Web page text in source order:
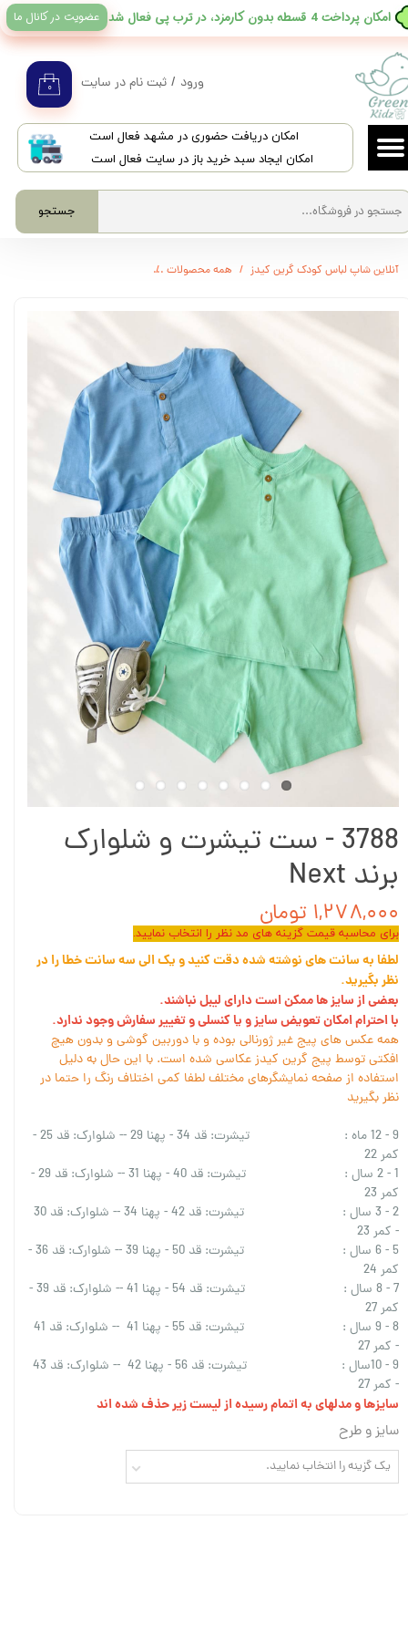
​امکان دریافت حضوری در مشهد فعال است
امکان ایجاد سبد خرید باز در سایت فعال است
جستجو
۰ ورود / ثبت نام در سایت
حساب کاربری من
تغییر گذر واژه
سفارشات
خروج از حساب کاربری
​امکان پرداخت 4 قسطه بدون کارمزد، در ترب پی فعال شد عضویت در کانال ما
آنلاین شاپ لباس کودک گرین کیدز همه محصولات
3788 - ست تیشرت و شلوارک
برند Next
۱,۲۷۸,۰۰۰ تومان
برای محاسبه قیمت گزینه های مد نظر را انتخاب نمایید.
لطفا به سانت های نوشته شده دقت کنید و یک الی سه سانت خطا را در
نظر بگیرید.
بعضی از سایز ها ممکن است دارای لیبل نباشند.
با احترام امکان تعویض سایز و یا کنسلی و تغییر سفارش وجود ندارد.
همه عکس های پیج غیر ژورنالی بوده و با دوربین گوشی و بدون هیچ
افکتی توسط پیج گرین کیدز عکاسی شده است. با این حال به دلیل
استفاده از صفحه نمایشگرهای مختلف لطفا کمی اختلاف رنگ را حتما در
نظر بگیرید
9 - 12 ماه : تیشرت: قد 34 - پهنا 29 -- شلوارک: قد 25 -
کمر 22
1 - 2 سال : تیشرت: قد 40 - پهنا 31 -- شلوارک: قد 29 -
کمر 23
2 - 3 سال : تیشرت: قد 42 - پهنا 34 -- شلوارک: قد 30
- کمر 23
5 - 6 سال : تیشرت: قد 50 - پهنا 39 -- شلوارک: قد 36 -
کمر 24
7 - 8 سال : تیشرت: قد 54 - پهنا 41 -- شلوارک: قد 39 -
کمر 27
8 - 9 سال : تیشرت: قد 55 - پهنا 41 -- شلوارک: قد 41
- کمر 27
9 - 10سال : تیشرت: قد 56 - پهنا 42 -- شلوارک: قد 43
- کمر 27
سایزها و مدلهای به اتمام رسیده از لیست زیر حذف شده اند
سایز و طرح
یک گزینه را انتخاب نمایید.